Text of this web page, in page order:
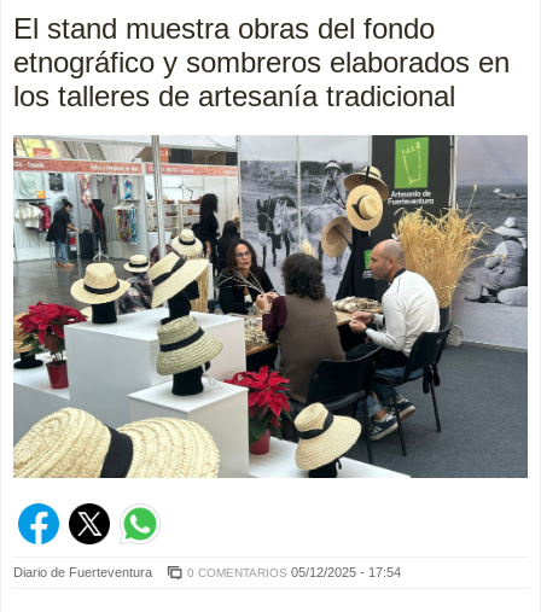
El stand muestra obras del fondo
etnográfico y sombreros elaborados en
los talleres de artesanía tradicional
Diario de Fuerteventura 0 COMENTARIOS 05/12/2025 - 17:54